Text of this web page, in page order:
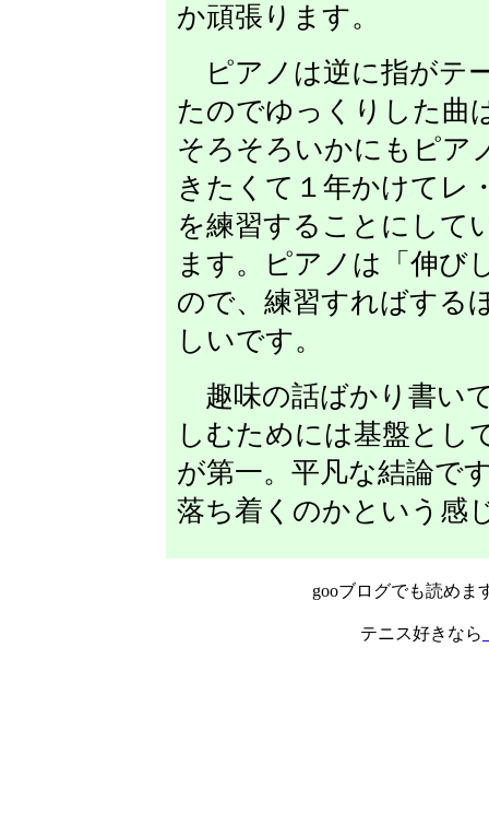
か頑張ります。
ピアノは逆に指がテ
たのでゆっくりした曲
そろそろいかにもピア
きたくて１年かけてレ
を練習することにして
ます。ピアノは「伸び
ので、練習すればする
しいです。
趣味の話ばかり書い
しむためには基盤とし
が第一。平凡な結論で
落ち着くのかという感
gooブログでも読めま
テニス好きなら